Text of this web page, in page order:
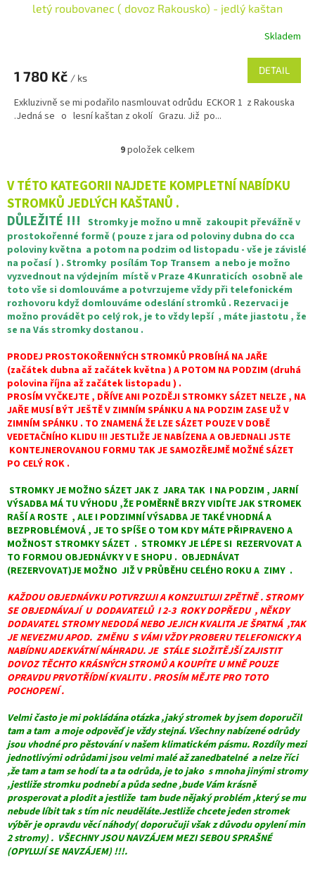
letý roubovanec ( dovoz Rakousko) - jedlý kaštan
Skladem
1 780 Kč / ks
DETAIL
Exkluzivně se mi podařilo nasmlouvat odrůdu ECKOR 1 z Rakouska
.Jedná se o lesní kaštan z okolí Grazu. Již po...
O
l
á
d
a
c
í
p
r
v
k
y
p
i
s
u
9položek celkem
V TÉTO KATEGORII NAJDETE KOMPLETNÍ NABÍDKU
STROMKŮ JEDLÝCH KAŠTANŮ .
DŮLEŽITÉ !!! Stromky je možno u mně zakoupit převážně v
prostokořenné formě ( pouze z jara od poloviny dubna do cca
poloviny května a potom na podzim od listopadu - vše je závislé
na počasí ) . Stromky posílám Top Transem a nebo je možno
vyzvednout na výdejním místě v Praze 4 Kunraticích osobně ale
toto vše si domlouváme a potvrzujeme vždy při telefonickém
rozhovoru když domlouváme odeslání stromků . Rezervaci je
možno provádět po celý rok, je to vždy lepší , máte jiastotu , že
se na Vás stromky dostanou .
PRODEJ PROSTOKOŘENNÝCH STROMKŮ PROBÍHÁ NA JAŘE
(začátek dubna až začátek května ) A POTOM NA PODZIM (druhá
polovina října až začátek listopadu ) .
PROSÍM VYČKEJTE , DŘÍVE ANI POZDĚJI STROMKY SÁZET NELZE , NA
JAŘE MUSÍ BÝT JEŠTĚ V ZIMNÍM SPÁNKU A NA PODZIM ZASE UŽ V
ZIMNÍM SPÁNKU . TO ZNAMENÁ ŽE LZE SÁZET POUZE V DOBĚ
VEDETAČNÍHO KLIDU !!! JESTLIŽE JE NABÍZENA A OBJEDNALI JSTE
KONTEJNEROVANOU FORMU TAK JE SAMOZŘEJMĚ MOŽNÉ SÁZET
PO CELÝ ROK .
STROMKY JE MOŽNO SÁZET JAK Z JARA TAK I NA PODZIM , JARNÍ
VÝSADBA MÁ TU VÝHODU ,ŽE POMĚRNĚ BRZY VIDÍTE JAK STROMEK
RAŠÍ A ROSTE , ALE I PODZIMNÍ VÝSADBA JE TAKÉ VHODNÁ A
BEZPROBLÉMOVÁ , JE TO SPÍŠE O TOM KDY MÁTE PŘIPRAVENO A
MOŽNOST STROMKY SÁZET . STROMKY JE LÉPE SI REZERVOVAT A
TO FORMOU OBJEDNÁVKY V E SHOPU . OBJEDNÁVAT
(REZERVOVAT)JE MOŽNO JIŽ V PRŮBĚHU CELÉHO ROKU A ZIMY .
KAŽDOU OBJEDNÁVKU POTVRZUJI A KONZULTUJI ZPĚTNĚ . STROMY
SE OBJEDNÁVAJÍ U DODAVATELŮ I 2-3 ROKY DOPŘEDU , NĚKDY
DODAVATEL STROMY NEDODÁ NEBO JEJICH KVALITA JE ŠPATNÁ ,TAK
JE NEVEZMU APOD. ZMĚNU S VÁMI VŽDY PROBERU TELEFONICKY A
NABÍDNU ADEKVÁTNÍ NÁHRADU. JE STÁLE SLOŽITĚJŠÍ ZAJISTIT
DOVOZ TĚCHTO KRÁSNÝCH STROMŮ A KOUPÍTE U MNĚ POUZE
OPRAVDU PRVOTŘÍDNÍ KVALITU . PROSÍM MĚJTE PRO TOTO
POCHOPENÍ .
Velmi často je mi pokládána otázka ,jaký stromek by jsem doporučil
tam a tam a moje odpověď je vždy stejná. Všechny nabízené odrůdy
jsou vhodné pro pěstování v našem klimatickém pásmu. Rozdíly mezi
jednotlivými odrůdami jsou velmi malé až zanedbatelné a nelze říci
,že tam a tam se hodí ta a ta odrůda, je to jako s mnoha jinými stromy
,jestliže stromku podnebí a půda sedne ,bude Vám krásně
prosperovat a plodit a jestliže tam bude nějaký problém ,který se mu
nebude líbit tak s tím nic neuděláte.Jestliže chcete jeden stromek
výběr je opravdu věcí náhody( doporučuji však z důvodu opylení min
2 stromy) . VŠECHNY JSOU NAVZÁJEM MEZI SEBOU SPRAŠNÉ
(OPYLUJÍ SE NAVZÁJEM) !!!.